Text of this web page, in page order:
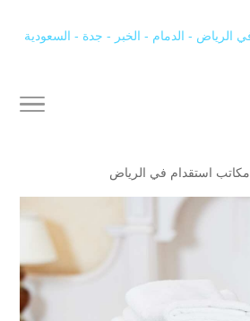
مكاتب استقدام في الرياض